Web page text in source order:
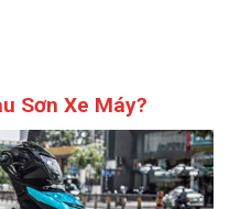
Sơn Xe Máy?